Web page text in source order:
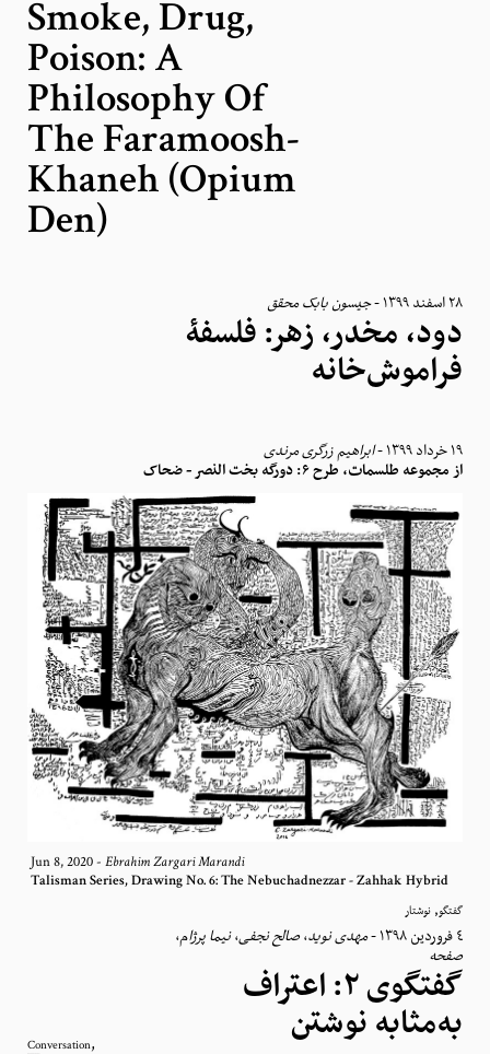
Smoke, Drug,
Poison: A
Philosophy Of
The Faramoosh-
Khaneh (Opium
Den)
٢٨ اسفند ١٣٩٩ -جیسون بابک محقق
دود، مخدر، زهر: فلسفۀ
فراموش‌خانه
١٩ خرداد ١٣٩٩ -ابراهیم زرگری مرندی
از مجموعه طلسمات، طرح ۶: دورگه بخت النصر - ضحاک
Jun 8, 2020- Ebrahim Zargari Marandi
Talisman Series, Drawing No. 6: The Nebuchadnezzar - Zahhak Hybrid
گفتگو, نوشتار
٤ فروردین ١٣٩٨ -مهدی نوید، صالح نجفی،نیما پرژام،
صفحه
گفتگوی ۲: اعتراف
به‌مثابه نوشتن
Conversation,